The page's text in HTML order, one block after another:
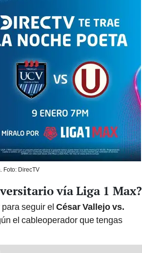
Foto: DirecTV
vía Liga 1 Max?
seguir el César Vallejo vs.
el cableoperador que tengas